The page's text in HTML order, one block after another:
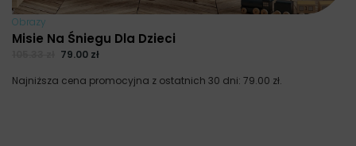
Obrazy
Misie Na Śniegu Dla Dzieci
79.00 zł
Najniższa cena promocyjna z ostatnich 30 dni: 79.00 zł.